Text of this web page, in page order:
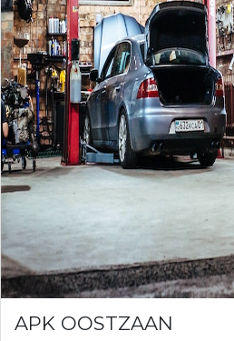
APK OOSTZAAN